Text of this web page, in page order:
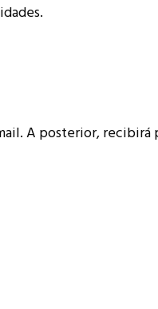
A posterior,